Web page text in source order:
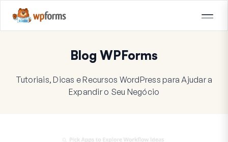
Blog WPForms
Tutoriais, Dicas e Recursos WordPress para Ajudar a
Expandir o Seu Negócio